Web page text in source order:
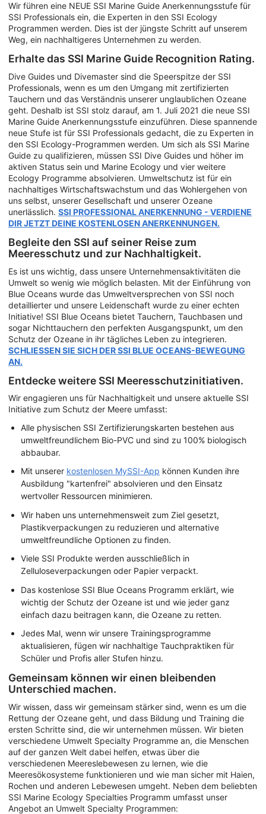
Wir führen eine NEUE SSI Marine Guide Anerkennungsstufe für
SSI Professionals ein, die Experten in den SSI Ecology
Programmen werden. Dies ist der jüngste Schritt auf unserem
Weg, ein nachhaltigeres Unternehmen zu werden.
Erhalte das SSI Marine Guide Recognition Rating.
Dive Guides und Divemaster sind die Speerspitze der SSI
Professionals, wenn es um den Umgang mit zertifizierten
Tauchern und das Verständnis unserer unglaublichen Ozeane
geht. Deshalb ist SSI stolz darauf, am 1. Juli 2021 die neue SSI
Marine Guide Anerkennungsstufe einzuführen. Diese spannende
neue Stufe ist für SSI Professionals gedacht, die zu Experten in
den SSI Ecology-Programmen werden. Um sich als SSI Marine
Guide zu qualifizieren, müssen SSI Dive Guides und höher im
aktiven Status sein und Marine Ecology und vier weitere
Ecology Programme absolvieren. Umweltschutz ist für ein
nachhaltiges Wirtschaftswachstum und das Wohlergehen von
uns selbst, unserer Gesellschaft und unserer Ozeane
unerlässlich. SSI PROFESSIONAL ANERKENNUNG - VERDIENE
DIR JETZT DEINE KOSTENLOSEN ANERKENNUNGEN.
Begleite den SSI auf seiner Reise zum
Meeresschutz und zur Nachhaltigkeit.
Es ist uns wichtig, dass unsere Unternehmensaktivitäten die
Umwelt so wenig wie möglich belasten. Mit der Einführung von
Blue Oceans wurde das Umweltversprechen von SSI noch
detaillierter und unsere Leidenschaft wurde zu einer echten
Initiative! SSI Blue Oceans bietet Tauchern, Tauchbasen und
sogar Nichttauchern den perfekten Ausgangspunkt, um den
Schutz der Ozeane in ihr tägliches Leben zu integrieren.
SCHLIESSEN SIE SICH DER SSI BLUE OCEANS-BEWEGUNG
AN.
Entdecke weitere SSI Meeresschutzinitiativen.
Wir engagieren uns für Nachhaltigkeit und unsere aktuelle SSI
Initiative zum Schutz der Meere umfasst:
Alle physischen SSI Zertifizierungskarten bestehen aus
umweltfreundlichem Bio-PVC und sind zu 100% biologisch
abbaubar.
Mit unserer kostenlosen MySSI-App können Kunden ihre
Ausbildung "kartenfrei" absolvieren und den Einsatz
wertvoller Ressourcen minimieren.
Wir haben uns unternehmensweit zum Ziel gesetzt,
Plastikverpackungen zu reduzieren und alternative
umweltfreundliche Optionen zu finden.
Viele SSI Produkte werden ausschließlich in
Zelluloseverpackungen oder Papier verpackt.
Das kostenlose SSI Blue Oceans Programm erklärt, wie
wichtig der Schutz der Ozeane ist und wie jeder ganz
einfach dazu beitragen kann, die Ozeane zu retten.
Jedes Mal, wenn wir unsere Trainingsprogramme
aktualisieren, fügen wir nachhaltige Tauchpraktiken für
Schüler und Profis aller Stufen hinzu.
Gemeinsam können wir einen bleibenden
Unterschied machen.
Wir wissen, dass wir gemeinsam stärker sind, wenn es um die
Rettung der Ozeane geht, und dass Bildung und Training die
ersten Schritte sind, die wir unternehmen müssen. Wir bieten
verschiedene Umwelt Specialty Programme an, die Menschen
auf der ganzen Welt dabei helfen, etwas über die
verschiedenen Meereslebewesen zu lernen, wie die
Meeresökosysteme funktionieren und wie man sicher mit Haien,
Rochen und anderen Lebewesen umgeht. Neben dem beliebten
SSI Marine Ecology Specialties Programm umfasst unser
Angebot an Umwelt Specialty Programmen: